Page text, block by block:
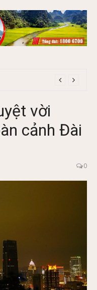
vời
cảnh Đài
0